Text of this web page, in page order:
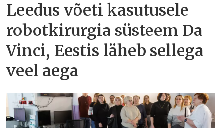
Leedus võeti kasutusele
robotkirurgia süsteem Da
Vinci, Eestis läheb sellega
veel aega